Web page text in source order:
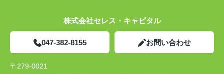
株式会社セレス・キャピタル
047-382-8155 お問い合わせ
〒279-0021